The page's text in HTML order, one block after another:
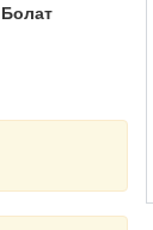
Болат